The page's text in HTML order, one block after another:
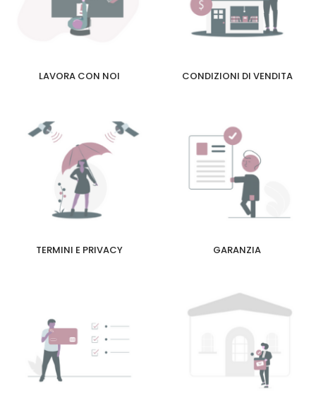
LAVORA CON NOI CONDIZIONI DI VENDITA
TERMINI E PRIVACY GARANZIA